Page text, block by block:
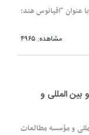
عنوان "اقیانوس هند:
مشاهده: ۴۹۶۵
المللی و
و مؤسسه مطالعات